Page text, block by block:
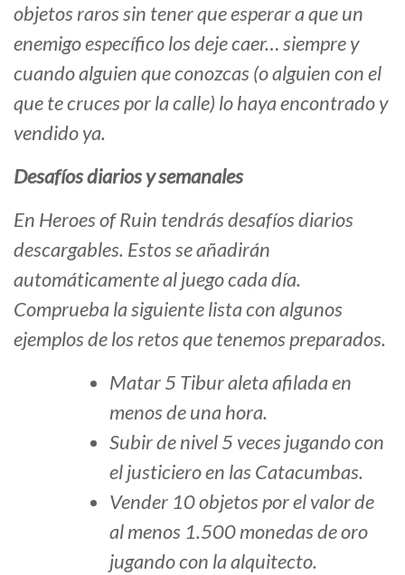
objetos raros sin tener que esperar a que un
enemigo específico los deje caer… siempre y
cuando alguien que conozcas (o alguien con el
que te cruces por la calle) lo haya encontrado y
vendido ya.
Desafíos diarios y semanales
En Heroes of Ruin tendrás desafíos diarios
descargables. Estos se añadirán
automáticamente al juego cada día.
Comprueba la siguiente lista con algunos
ejemplos de los retos que tenemos preparados.
Matar 5 Tibur aleta afilada en
menos de una hora.
Subir de nivel 5 veces jugando con
el justiciero en las Catacumbas.
Vender 10 objetos por el valor de
al menos 1.500 monedas de oro
jugando con la alquitecto.